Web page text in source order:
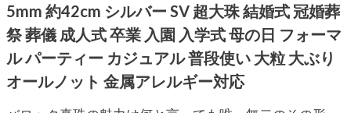
5mm 約42cm シルバー SV 超大珠 結婚式 冠婚葬
祭 葬儀 成人式 卒業 入園 入学式 母の日 フォーマ
ル パーティー カジュアル 普段使い 大粒 大ぶり
オールノット 金属アレルギー対応